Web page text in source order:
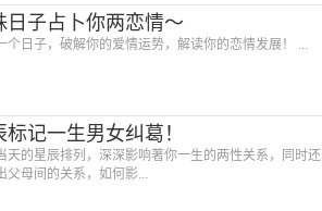
日子占卜你两恋情～
个日子，破解你的爱情运势，解读你的恋情发展！ ...
标记一生男女纠葛！
天的星辰排列，深深影响著你一生的两性关系，同时还
父母间的关系，如何影...